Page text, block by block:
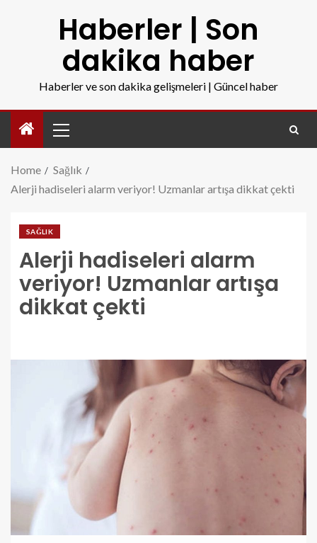
Haberler | Son
dakika haber
Haberler ve son dakika gelişmeleri | Güncel haber
Home
Sağlık
Alerji hadiseleri alarm veriyor! Uzmanlar artışa dikkat çekti
SAĞLIK
Alerji hadiseleri alarm
veriyor! Uzmanlar artışa
dikkat çekti